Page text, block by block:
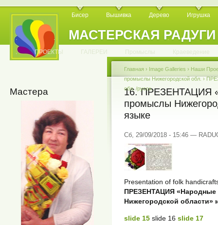
МАСТЕРСКАЯ РАДУГИ
Бисер Вышивка Дерево Игрушка
. . . . . . . . . . .
. ПРОЕКТЫ ГАЛЕРЕИ Промыслы Краеведение
Мастера
Главная › Image Galleries › Наши
промыслы Нижегородской обл.›
обл. /русск.
16. ПРЕЗЕНТАЦИЯ
промыслы
языке
Сб, 29/09/2018 - 15:46 —
Presentation of folk
ПРЕЗЕНТАЦИЯ
Нижегородской области»
slide 15 slide 16 slide 17